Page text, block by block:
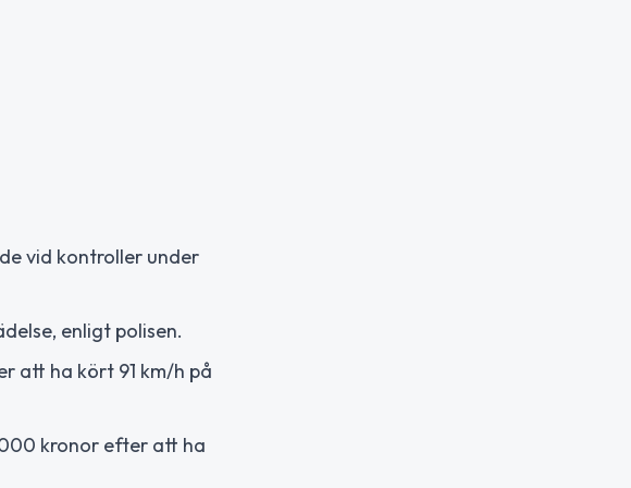
vid kontroller under
enligt polisen.
att ha kört 91 km/h på
kronor efter att ha